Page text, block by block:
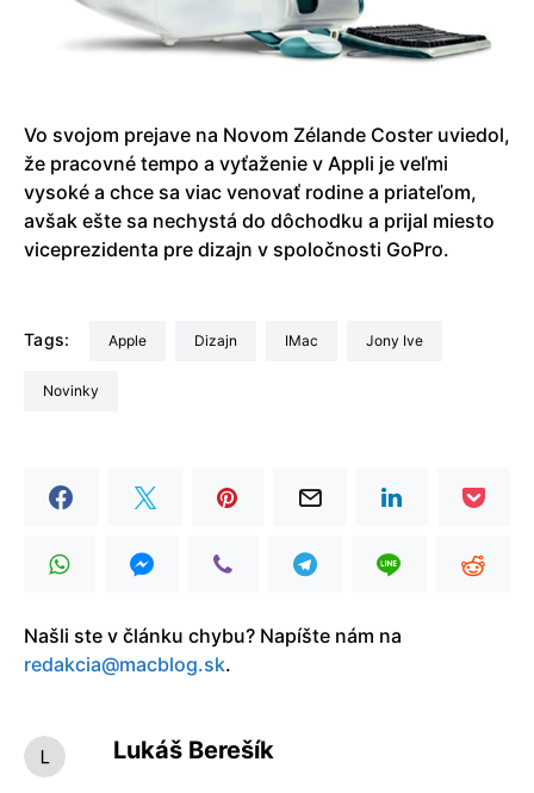
Vo svojom prejave na Novom Zélande Coster uviedol,
že pracovné tempo a vyťaženie v Appli je veľmi
vysoké a chce sa viac venovať rodine a priateľom,
avšak ešte sa nechystá do dôchodku a prijal miesto
viceprezidenta pre dizajn v spoločnosti GoPro.
Tags: Apple dizajn iMac Jony Ive
Novinky
Našli ste v článku chybu? Napíšte nám na
redakcia@macblog.sk.
Lukáš Berešík